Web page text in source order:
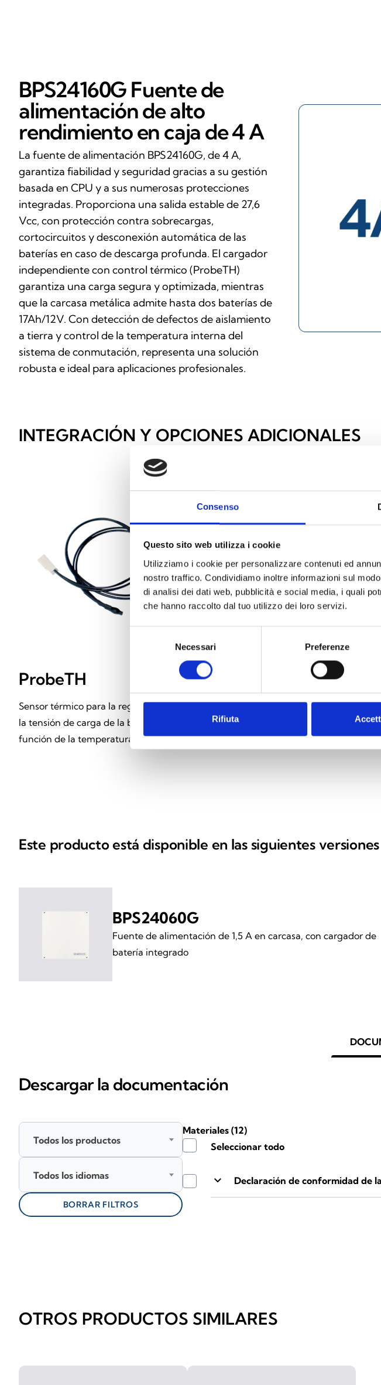
Consenso
Questo sito web utilizza i cookie
Utilizziamo i cookie per personalizzare contenuti ed
nostro traffico. Condividiamo inoltre informazioni sul
di analisi dei dati web, pubblicità e social media, i quali
che hanno raccolto dal tuo utilizzo dei loro servizi.
Necessari Preferenze
Rifiuta
BPS24160G Fuente de
alimentación de alto
rendimiento en caja de 4 A
La fuente de alimentación BPS24160G, de 4 A,
garantiza fiabilidad y seguridad gracias a su gestión
basada en CPU y a sus numerosas protecciones
integradas. Proporciona una salida estable de 27,6
Vcc, con protección contra sobrecargas,
cortocircuitos y desconexión automática de las
baterías en caso de descarga profunda. El cargador
independiente con control térmico (ProbeTH)
garantiza una carga segura y optimizada, mientras
que la carcasa metálica admite hasta dos baterías de
17Ah/12V. Con detección de defectos de aislamiento
a tierra y control de la temperatura interna del
sistema de conmutación, representa una solución
robusta e ideal para aplicaciones profesionales.
INTEGRACIÓN Y OPCIONES ADICIONALES
ProbeTH
Sensor térmico para la regulación de
la tensión de carga de la batería en
función de la temperatura
Este producto está disponible en las siguientes versiones
BPS24060G
Fuente de alimentación de 1,5 A en carcasa, con cargador de
batería integrado
Descargar la documentación
keyboard_arrow_down Declaración de conformidad de
Materiales (12)
Seleccionar todo
Todos los productos
Todos los idiomas
BORRAR FILTROS
OTROS PRODUCTOS SIMILARES